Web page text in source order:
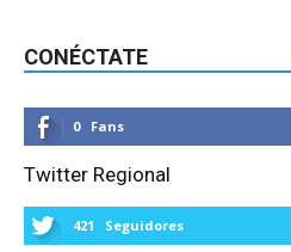
CONÉCTATE
0 Fans
Twitter Regional
421 Seguidores